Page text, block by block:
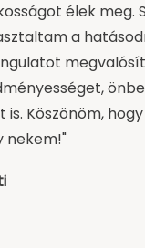
élek meg.
a
is. Köszönöm,
nekem!"